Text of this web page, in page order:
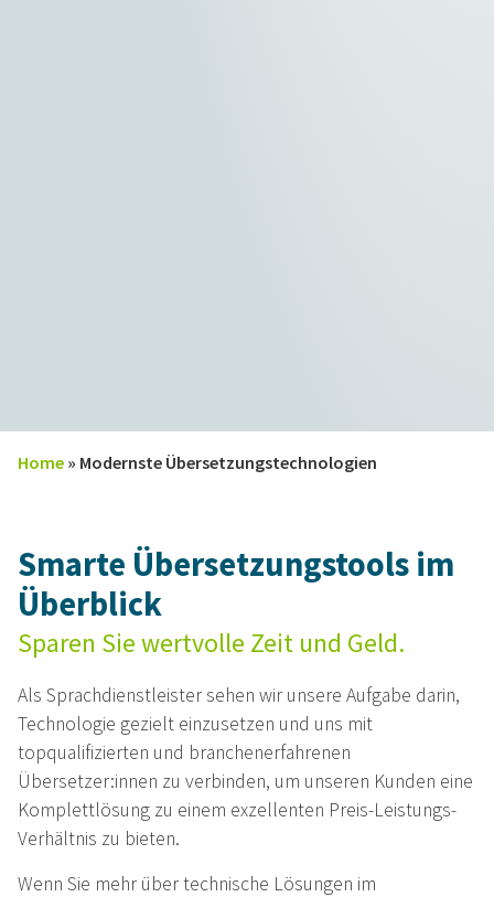
Home » Modernste Übersetzungstechnologien
Smarte Übersetzungstools im
Überblick
Sparen Sie wertvolle Zeit und Geld.
Als Sprachdienstleister sehen wir unsere Aufgabe darin,
Technologie gezielt einzusetzen und uns mit
topqualifizierten und branchenerfahrenen
Übersetzer:innen zu verbinden, um unseren Kunden eine
Komplettlösung zu einem exzellenten Preis-Leistungs-
Verhältnis zu bieten.
Wenn Sie mehr über technische Lösungen im